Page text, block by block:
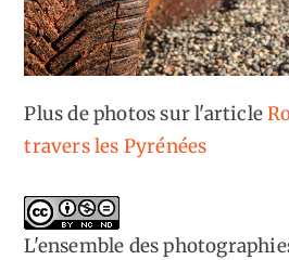
Plus de photos sur l'article
travers les Pyrénées
L'ensemble des